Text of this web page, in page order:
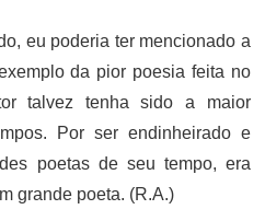
eu poderia ter mencionado a
da pior poesia feita no
talvez tenha sido a maior
Por ser endinheirado e
poetas de seu tempo, era
grande poeta. (R.A.)